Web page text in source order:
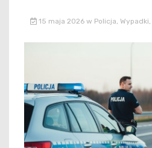
15 maja 2026 w Policja, Wypadki,